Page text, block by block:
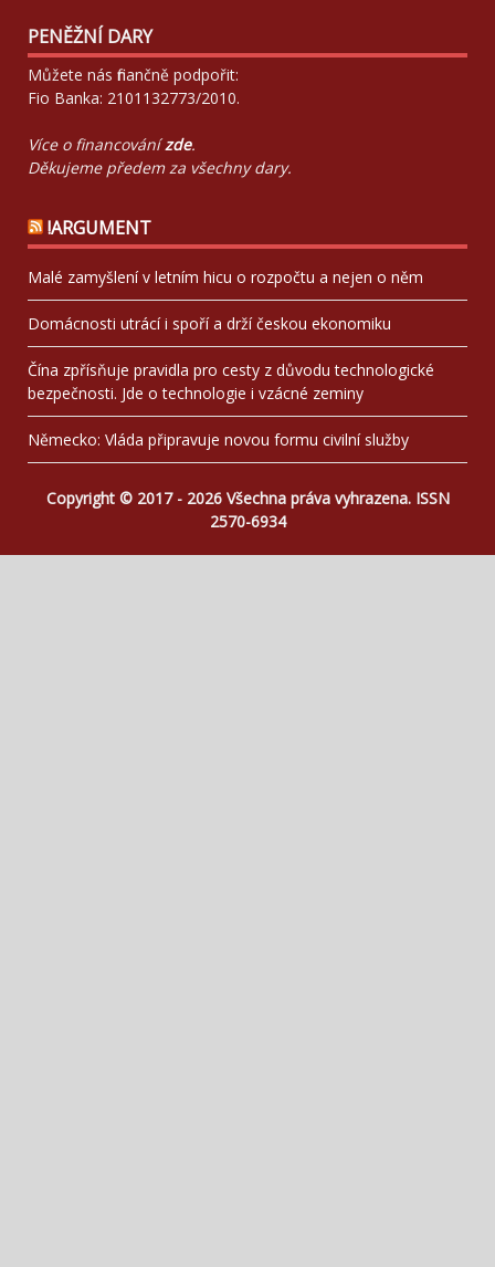
PENĚŽNÍ DARY
Můžete nás finančně podpořit:
Fio Banka: 2101132773/2010.
Více o financovánízde.
Děkujeme předem za všechny dary.
!ARGUMENT
Malé zamyšlení v letním hicu o rozpočtu a nejen o něm
Domácnosti utrácí i spoří a drží českou ekonomiku
Čína zpřísňuje pravidla pro cesty z důvodu technologické
bezpečnosti. Jde o technologie i vzácné zeminy
Německo: Vláda připravuje novou formu civilní služby
Copyright © 2017 - 2026 Všechna práva vyhrazena. ISSN
2570-6934